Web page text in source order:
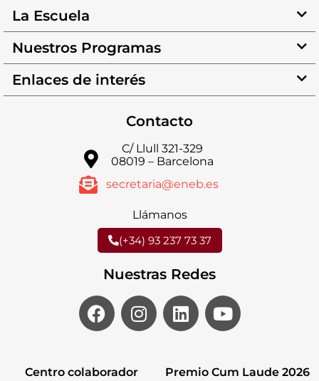
La Escuela
Nuestros Programas
Enlaces de interés
Contacto
C/ Llull 321-329
08019 – Barcelona
secretaria@eneb.es
Llámanos
(+34) 93 237 73 37
Nuestras Redes
Centro colaborador Premio Cum Laude 2026